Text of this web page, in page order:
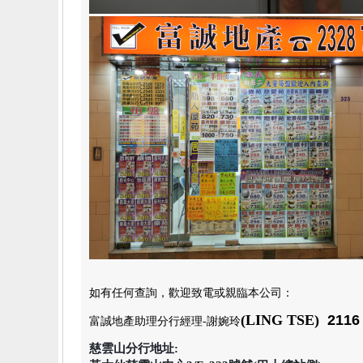
如有任何查詢，歡迎致電或親臨本公司 ：
富誠地產助理分行經理-謝婉玲(LING TSE) 2116
慈雲山分行地址: